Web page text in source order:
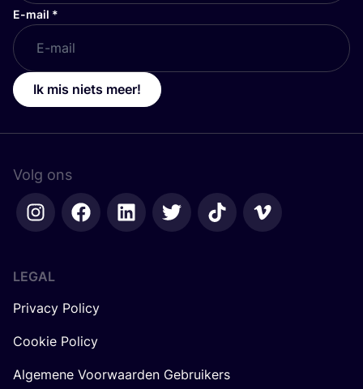
E-mail *
Ik mis niets meer!
Volg ons
LEGAL
Privacy Policy
Cookie Policy
Algemene Voorwaarden Gebruikers